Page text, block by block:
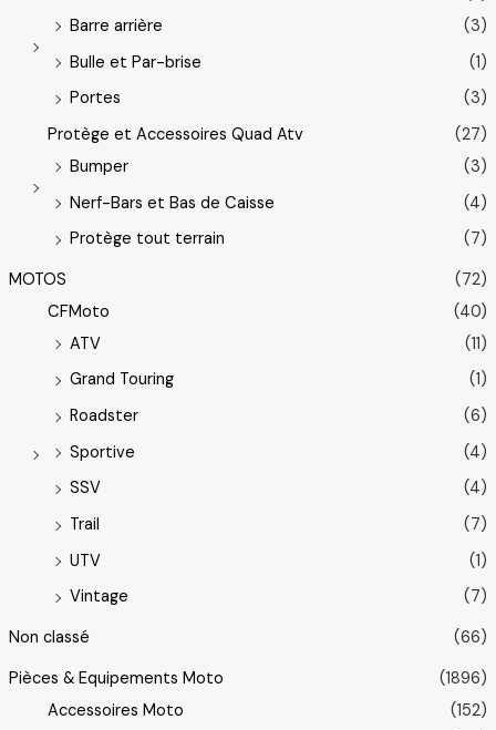
Barre arrière
(3)
Bulle et Par-brise
(1)
Portes
(3)
Protège et Accessoires Quad Atv
(27)
Bumper
(3)
Nerf-Bars et Bas de Caisse
(4)
Protège tout terrain
(7)
MOTOS
(72)
CFMoto
(40)
ATV
(11)
Grand Touring
(1)
Roadster
(6)
Sportive
(4)
SSV
(4)
Trail
(7)
UTV
(1)
Vintage
(7)
Non classé
(66)
Pièces & Equipements Moto
(1896)
Accessoires Moto
(152)